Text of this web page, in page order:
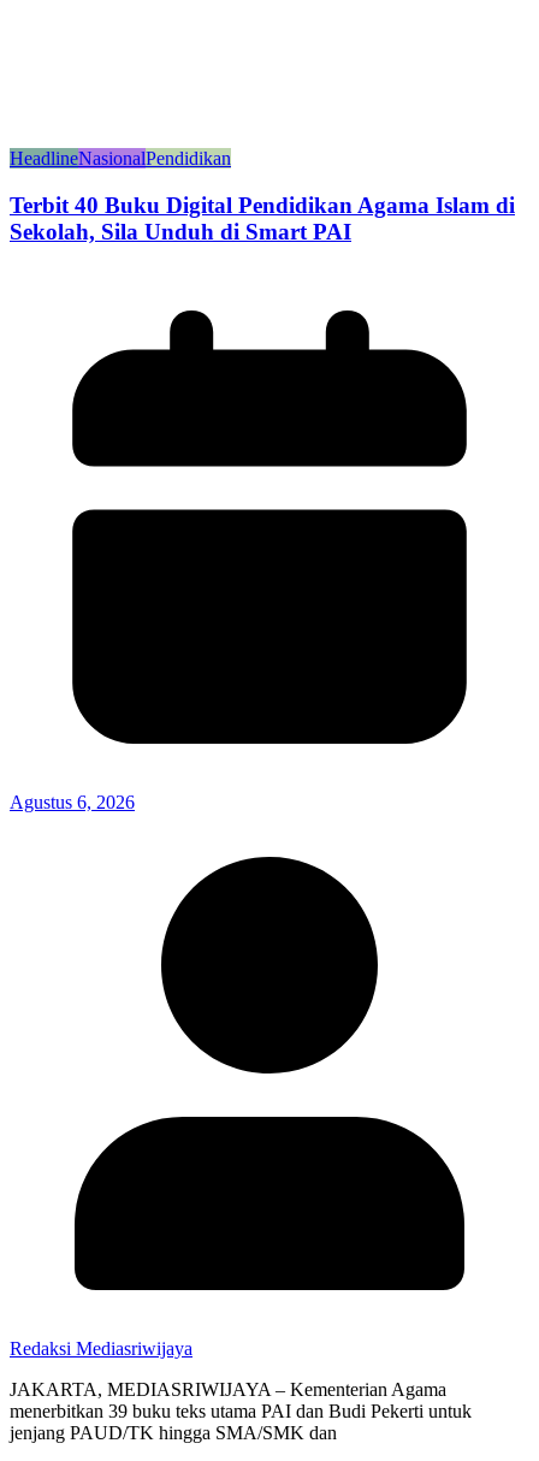
HeadlineNasionalPendidikan
Terbit 40 Buku Digital Pendidikan Agama Islam di
Sekolah, Sila Unduh di Smart PAI
Agustus 6, 2026
Redaksi Mediasriwijaya
JAKARTA, MEDIASRIWIJAYA – Kementerian Agama
menerbitkan 39 buku teks utama PAI dan Budi Pekerti untuk
jenjang PAUD/TK hingga SMA/SMK dan